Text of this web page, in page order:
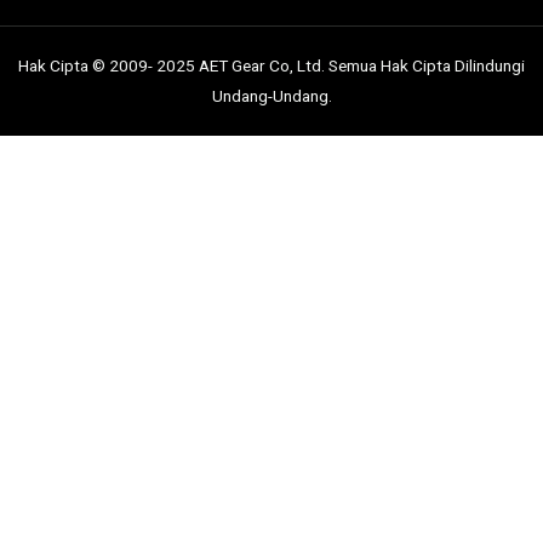
Hak Cipta © 2009- 2025 AET Gear Co, Ltd. Semua Hak Cipta Dilindungi
Undang-Undang.